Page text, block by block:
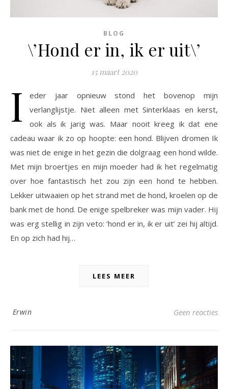
BLOG
\’Hond er in, ik er uit\’
15 maart 2020
I
eder jaar opnieuw stond het bovenop mijn
verlanglijstje. Niet alleen met Sinterklaas en kerst,
ook als ik jarig was. Maar nooit kreeg ik dat ene
cadeau waar ik zo op hoopte: een hond. Blijven dromen Ik
was niet de enige in het gezin die dolgraag een hond wilde.
Met mijn broertjes en mijn moeder had ik het regelmatig
over hoe fantastisch het zou zijn een hond te hebben.
Lekker uitwaaien op het strand met de hond, kroelen op de
bank met de hond. De enige spelbreker was mijn vader. Hij
was erg stellig in zijn veto: ‘hond er in, ik er uit’ zei hij altijd.
En op zich had hij…
LEES MEER
Erwin Geen reacties